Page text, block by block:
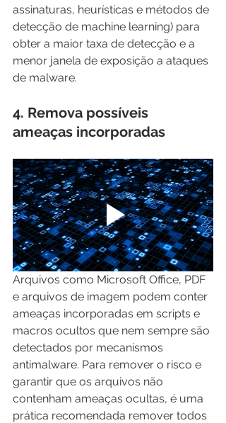
assinaturas, heurísticas e métodos de
detecção de machine learning) para
obter a maior taxa de detecção e a
menor janela de exposição a ataques
de malware.
4. Remova possíveis
ameaças incorporadas
Arquivos como Microsoft Office, PDF
e arquivos de imagem podem conter
ameaças incorporadas em scripts e
macros ocultos que nem sempre são
detectados por mecanismos
antimalware. Para remover o risco e
garantir que os arquivos não
contenham ameaças ocultas, é uma
prática recomendada remover todos